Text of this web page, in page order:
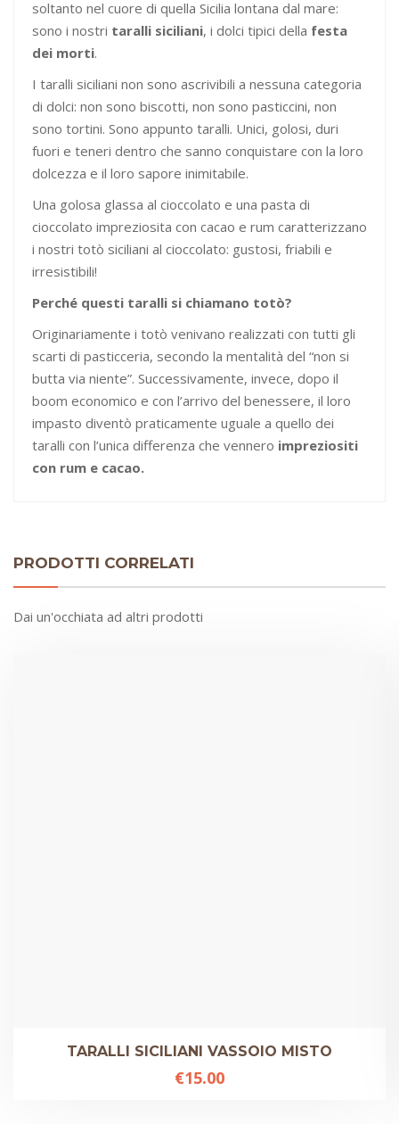
soltanto nel cuore di quella Sicilia lontana dal mare:
sono i nostri taralli siciliani, i dolci tipici della festa
dei morti.
I taralli siciliani non sono ascrivibili a nessuna categoria
di dolci: non sono biscotti, non sono pasticcini, non
sono tortini. Sono appunto taralli. Unici, golosi, duri
fuori e teneri dentro che sanno conquistare con la loro
dolcezza e il loro sapore inimitabile.
Una golosa glassa al cioccolato e una pasta di
cioccolato impreziosita con cacao e rum caratterizzano
i nostri totò siciliani al cioccolato: gustosi, friabili e
irresistibili!
Perché questi taralli si chiamano totò?
Originariamente i totò venivano realizzati con tutti gli
scarti di pasticceria, secondo la mentalità del “non si
butta via niente”. Successivamente, invece, dopo il
boom economico e con l’arrivo del benessere, il loro
impasto diventò praticamente uguale a quello dei
taralli con l’unica differenza che vennero impreziositi
con rum e cacao.
PRODOTTI CORRELATI
Dai un'occhiata ad altri prodotti
TARALLI SICILIANI VASSOIO MISTO
€15.00